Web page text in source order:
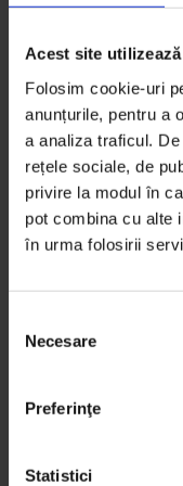
Acest site
Folosim cookie-uri
anunțurile, pentru a
a analiza traficul.
rețele sociale, de
privire la modul în
pot combina cu alte
în urma folosirii
Necesare
Preferinţe
Statistici
De James
Emmanuel Iduma,
•Gonzo-terapia 1.0
O primă întâlnire
De Mugur
•Anii Daciilor mele
Până acum nu
Text și fotografii
•Definiții
determinat un
al Academiei